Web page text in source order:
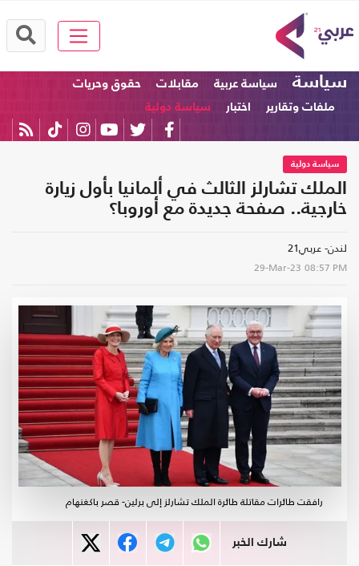
سياسة سياسة عربية مقابلات
حقوق وحريات
ملفات وتقارير
اختبار سياسة دولية
سياسة دولية
الملك تشارلز الثالث في ألمانيا بأول زيارة
خارجية.. صفحة جديدة مع أوروبا؟
لندن- عربي21
29-Mar-23 08:57 PM
رافقت طائرات مقاتلة طائرة الملك تشارلز إلى برلين- قصر باكغنهام
شارك الخبر